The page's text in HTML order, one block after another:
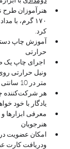
هنرآموزان طرح
کرد.
آموزش چاپ
حرارتی
اجرای چاپ یک
متر در 10 سانتی متر
هر
یادگار با خود
معرفی ابزارها
هنرجویان
امکان عضویت در
ودریافت کارت